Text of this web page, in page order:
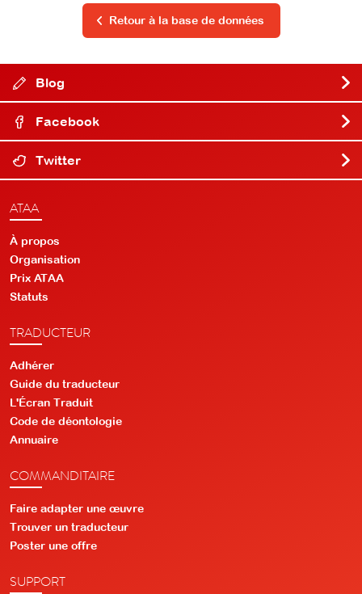
Retour à la base de données
Blog
Facebook
Twitter
ATAA
À propos
Organisation
Prix ATAA
Statuts
TRADUCTEUR
Adhérer
Guide du traducteur
L'Écran Traduit
Code de déontologie
Annuaire
COMMANDITAIRE
Faire adapter une œuvre
Trouver un traducteur
Poster une offre
SUPPORT